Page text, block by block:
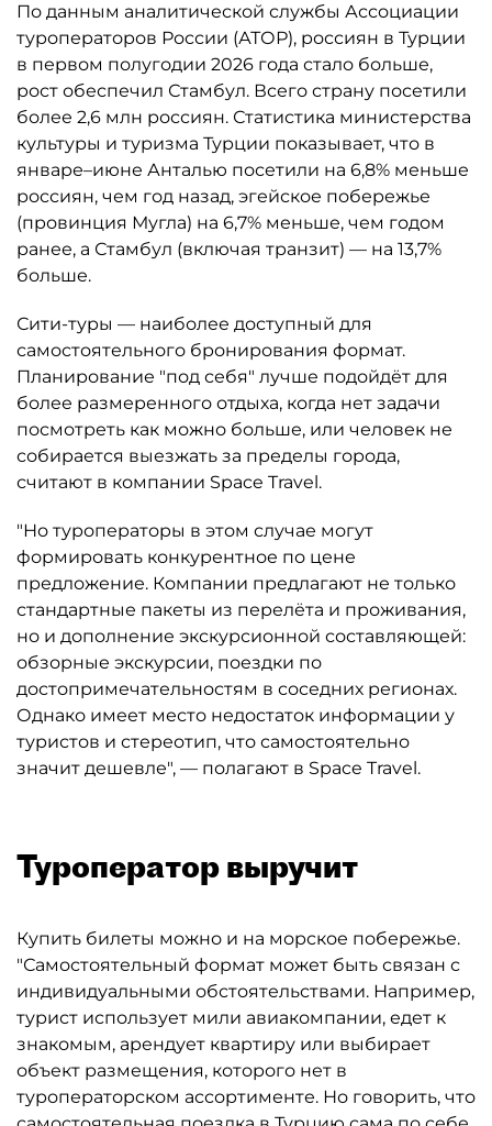
По данным аналитической службы Ассоциации
туроператоров России (АТОР), россиян в Турции
в первом полугодии 2026 года стало больше,
рост обеспечил Стамбул. Всего страну посетили
более 2,6 млн россиян. Статистика министерства
культуры и туризма Турции показывает, что в
январе–июне Анталью посетили на 6,8% меньше
россиян, чем год назад, эгейское побережье
(провинция Мугла) на 6,7% меньше, чем годом
ранее, а Стамбул (включая транзит) — на 13,7%
больше.
Сити-туры — наиболее доступный для
самостоятельного бронирования формат.
Планирование "под себя" лучше подойдёт для
более размеренного отдыха, когда нет задачи
посмотреть как можно больше, или человек не
собирается выезжать за пределы города,
считают в компании Space Travel.
"Но туроператоры в этом случае могут
формировать конкурентное по цене
предложение. Компании предлагают не только
стандартные пакеты из перелёта и проживания,
но и дополнение экскурсионной составляющей:
обзорные экскурсии, поездки по
достопримечательностям в соседних регионах.
Однако имеет место недостаток информации у
туристов и стереотип, что самостоятельно
значит дешевле", — полагают в Space Travel.
Туроператор выручит
Купить билеты можно и на морское побережье.
"Самостоятельный формат может быть связан с
индивидуальными обстоятельствами. Например,
турист использует мили авиакомпании, едет к
знакомым, арендует квартиру или выбирает
объект размещения, которого нет в
туроператорском ассортименте. Но говорить, что